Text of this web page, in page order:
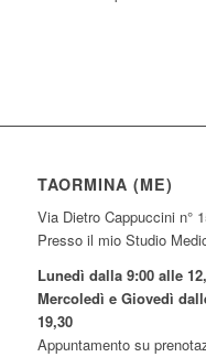
TAORMINA (ME)
Via Dietro Cappuccini n°
Presso il mio Studio
Lunedì dalla 9:00 alle
Mercoledì e Giovedì
19,30
Appuntamento su